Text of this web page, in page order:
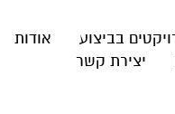
בביצוע אודות
יצירת קשר